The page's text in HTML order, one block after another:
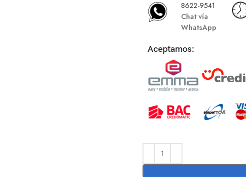
8622-9541
Chat vía
WhatsApp
Aceptamos: